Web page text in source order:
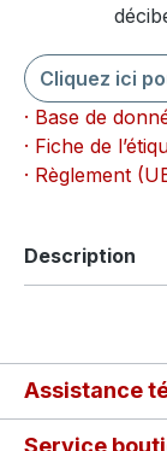
Cliquez ici
· Base de
· Fiche de
· Règlement
Description
Assistance
Service